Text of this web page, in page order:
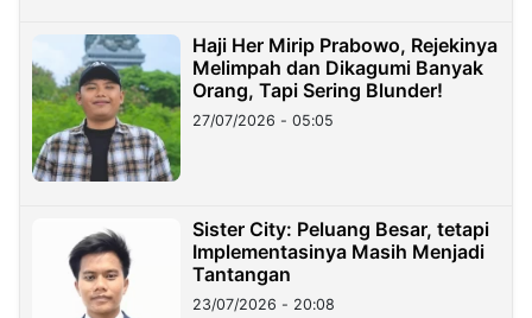
Haji Her Mirip Prabowo, Rejekinya
Melimpah dan Dikagumi Banyak
Orang, Tapi Sering Blunder!
27/07/2026 - 05:05
Sister City: Peluang Besar, tetapi
Implementasinya Masih Menjadi
Tantangan
23/07/2026 - 20:08